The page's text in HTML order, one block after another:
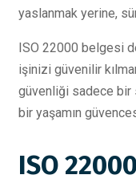
yaslanmak yerine,
ISO 22000 belgesi
işinizi güvenilir
güvenliği sadece bir
bir yaşamın
ISO